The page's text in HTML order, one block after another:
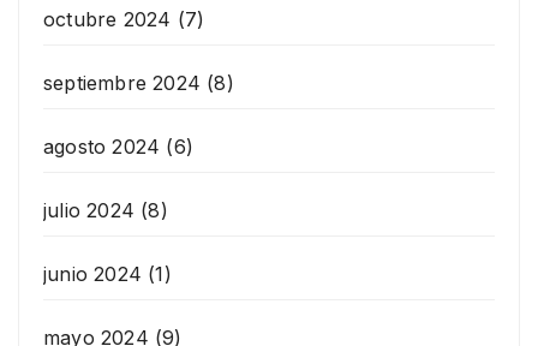
octubre 2024 (7)
septiembre 2024 (8)
agosto 2024 (6)
julio 2024 (8)
junio 2024 (1)
mayo 2024 (9)